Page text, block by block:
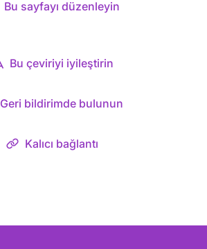
Bu sayfayı düzenleyin
Bu çeviriyi iyileştirin
Geri bildirimde bulunun
Kalıcı bağlantı